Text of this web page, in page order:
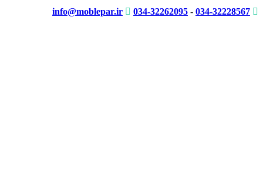
info@moblepar.ir 034-32262095 - 034-32228567